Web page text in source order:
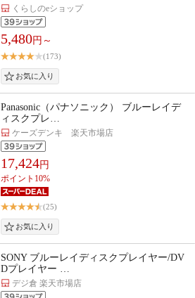
くらしのeショップ
5,480円～
(173)
Panasonic（パナソニック） ブルーレイデ
ィスクプレ…
ケーズデンキ 楽天市場店
17,424円
ポイント10%
(25)
SONY ブルーレイディスクプレイヤー/DV
Dプレイヤー …
デジ倉 楽天市場店